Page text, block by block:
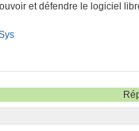
et défendre le logiciel